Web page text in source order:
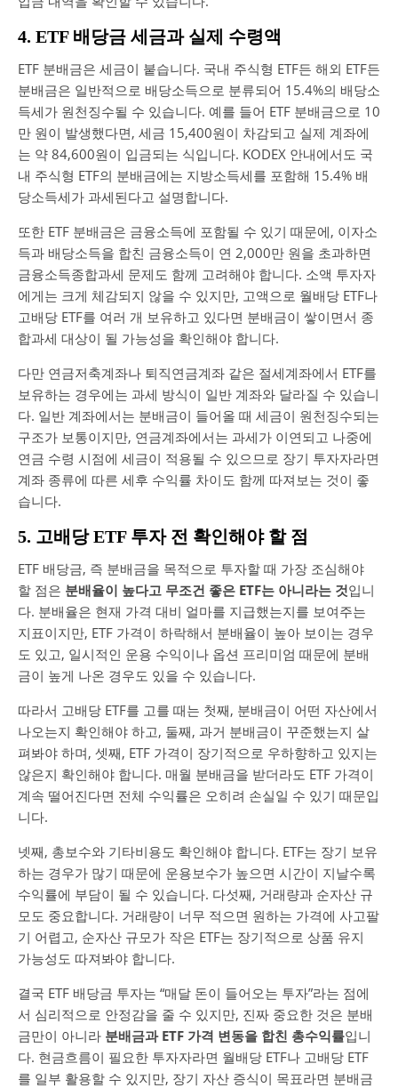
4. ETF 배당금 세금과 실제 수령액
ETF 분배금은 세금이 붙습니다. 국내 주식형 ETF든 해외 ETF든
분배금은 일반적으로 배당소득으로 분류되어 15.4%의 배당소
득세가 원천징수될 수 있습니다. 예를 들어 ETF 분배금으로 10
만 원이 발생했다면, 세금 15,400원이 차감되고 실제 계좌에
는 약 84,600원이 입금되는 식입니다. KODEX 안내에서도 국
내 주식형 ETF의 분배금에는 지방소득세를 포함해 15.4% 배
당소득세가 과세된다고 설명합니다.
또한 ETF 분배금은 금융소득에 포함될 수 있기 때문에, 이자소
득과 배당소득을 합친 금융소득이 연 2,000만 원을 초과하면
금융소득종합과세 문제도 함께 고려해야 합니다. 소액 투자자
에게는 크게 체감되지 않을 수 있지만, 고액으로 월배당 ETF나
고배당 ETF를 여러 개 보유하고 있다면 분배금이 쌓이면서 종
합과세 대상이 될 가능성을 확인해야 합니다.
다만 연금저축계좌나 퇴직연금계좌 같은 절세계좌에서 ETF를
보유하는 경우에는 과세 방식이 일반 계좌와 달라질 수 있습니
다. 일반 계좌에서는 분배금이 들어올 때 세금이 원천징수되는
구조가 보통이지만, 연금계좌에서는 과세가 이연되고 나중에
연금 수령 시점에 세금이 적용될 수 있으므로 장기 투자자라면
계좌 종류에 따른 세후 수익률 차이도 함께 따져보는 것이 좋
습니다.
5. 고배당 ETF 투자 전 확인해야 할 점
ETF 배당금, 즉 분배금을 목적으로 투자할 때 가장 조심해야
할 점은 분배율이 높다고 무조건 좋은 ETF는 아니라는 것입니
다. 분배율은 현재 가격 대비 얼마를 지급했는지를 보여주는
지표이지만, ETF 가격이 하락해서 분배율이 높아 보이는 경우
도 있고, 일시적인 운용 수익이나 옵션 프리미엄 때문에 분배
금이 높게 나온 경우도 있을 수 있습니다.
따라서 고배당 ETF를 고를 때는 첫째, 분배금이 어떤 자산에서
나오는지 확인해야 하고, 둘째, 과거 분배금이 꾸준했는지 살
펴봐야 하며, 셋째, ETF 가격이 장기적으로 우하향하고 있지는
않은지 확인해야 합니다. 매월 분배금을 받더라도 ETF 가격이
계속 떨어진다면 전체 수익률은 오히려 손실일 수 있기 때문입
니다.
넷째, 총보수와 기타비용도 확인해야 합니다. ETF는 장기 보유
하는 경우가 많기 때문에 운용보수가 높으면 시간이 지날수록
수익률에 부담이 될 수 있습니다. 다섯째, 거래량과 순자산 규
모도 중요합니다. 거래량이 너무 적으면 원하는 가격에 사고팔
기 어렵고, 순자산 규모가 작은 ETF는 장기적으로 상품 유지
가능성도 따져봐야 합니다.
결국 ETF 배당금 투자는 “매달 돈이 들어오는 투자”라는 점에
서 심리적으로 안정감을 줄 수 있지만, 진짜 중요한 것은 분배
금만이 아니라 분배금과 ETF 가격 변동을 합친 총수익률입니
다. 현금흐름이 필요한 투자자라면 월배당 ETF나 고배당 ETF
를 일부 활용할 수 있지만, 장기 자산 증식이 목표라면 분배금